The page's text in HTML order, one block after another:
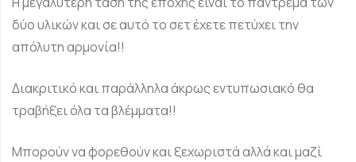
δύο υλικών και σε αυτό το σετ έχετε πετύχει την
απόλυτη αρμονία!!
Διακριτικό και παράλληλα άκρως εντυπωσιακό θα
τραβήξει όλα τα βλέμματα!!
Μπορούν να φορεθούν και ξεχωριστά αλλά και μαζί